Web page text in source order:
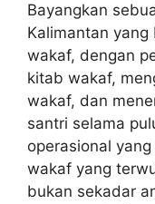
Bayangkan
Kalimantan
wakaf, dengan
kitab wakaf,
wakaf, dan
santri selama
operasional
wakaf yang
bukan sekadar